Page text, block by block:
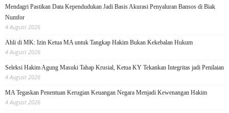
Mendagri Pastikan Data Kependudukan Jadi Basis Akurasi Penyaluran Bansos di Biak
Numfor
4 August 2026
Ahli di MK: Izin Ketua MA untuk Tangkap Hakim Bukan Kekebalan Hukum
4 August 2026
Seleksi Hakim Agung Masuki Tahap Krusial, Ketua KY Tekankan Integritas jadi Penilaian
4 August 2026
MA Tegaskan Penentuan Kerugian Keuangan Negara Menjadi Kewenangan Hakim
4 August 2026